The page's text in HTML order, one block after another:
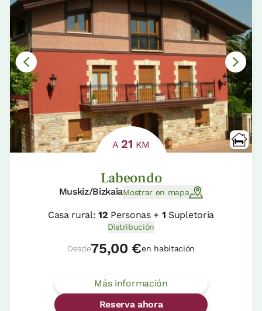
A 21 KM
Labeondo
Muskiz/BizkaiaMostrar en mapa
Casa rural:12 Personas + 1 Supletoria
Distribución
Desde75,00 €en habitación
Más información
Reserva ahora